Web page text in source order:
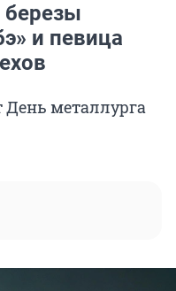
березы
и певица
металлурга